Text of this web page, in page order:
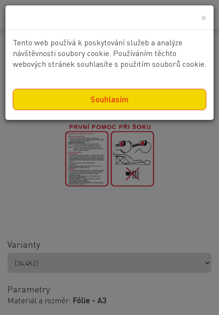
×
Tento web používá k poskytování služeb a analýze
návštěvnosti soubory cookie. Používáním těchto
webových stránek souhlasíte s použitím souborů cookie.
Souhlasím
První pomoc při šoku
Varianty
Parametry
Materiál a rozměr Fólie - A3